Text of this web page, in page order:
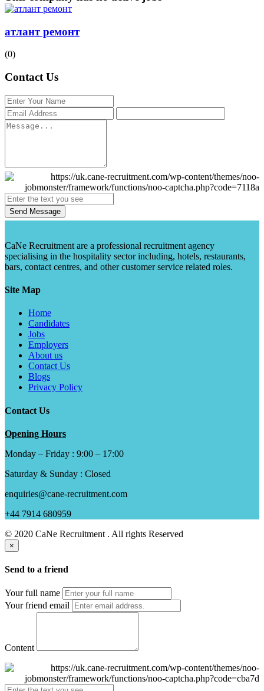
атлант ремонт
(0)
Contact Us
Send Message
CaNe Recruitment are a professional recruitment agency
specialising in the hospitality sector including, hotels, restaurants,
bars, contact centres, and other customer service related roles.
Site Map
Home
Candidates
Jobs
Employers
About us
Contact Us
Blogs
Privacy Policy
Contact Us
Opening Hours
Monday – Friday : 9:00 – 17:00
Saturday & Sunday : Closed
enquiries@cane-recruitment.com
+44 7914 680959
© 2020 CaNe Recruitment . All rights Reserved
×
Send to a friend
Your full name
Your friend email
Content